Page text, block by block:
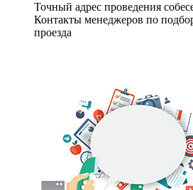
Точный адрес проведения
Контакты менеджеров по
проезда